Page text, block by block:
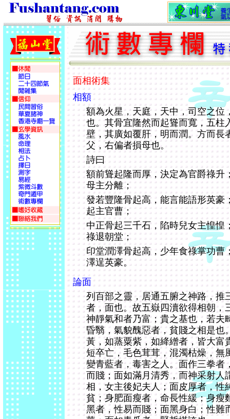
面相術集
相額
額為火星，天庭，天中，司空之位
也。其骨宜隆然而起聳而寬，五柱
壁，其廣如覆肝，明而潤。方而長
父，右偏者損母也。
詩曰
額前聳起隆而厚，決定為官爵祿升
母主分離；
發若豐隆骨起高，能言能語形英豪
起主官曹；
中正骨起三千石，陷時兒女主惶惶
祿退朝堂；
印堂潤澤骨起高，少年食祿掌功曹
澤逞英豪。
論面
列百部之靈，居通五腑之神路，推
者，面也。故五嶽四瀆欲得相朝，
神靜氣和者乃富；貴之基也，若夫
昏翳，氣貌醜惡者，貧賤之相是也
黃，如蒸粟紫，如絳繒者，皆大富
短卒亡，毛色茸茸，混濁枯燥，無
變青藍者，毒害之人。面作三拳者
而賤；面如滿月清秀，而神采射人
相，女主後妃夫人；面皮厚者，性
貧；身肥面瘦者，命長性緩；身瘦
黑者，性易而賤；面黑身白；性難